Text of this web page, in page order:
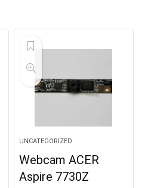
UNCATEGORIZED
Webcam ACER
Aspire 7730Z